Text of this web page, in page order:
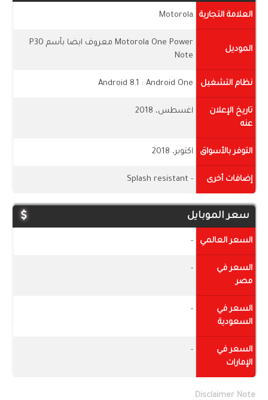
العلامة التجارية Motorola
الموديل
Motorola One Power معروف ايضا بأسم P30
Note
نظام التشغيل Android 8.1 : Android One
تاريخ الإعلان
عنه
اغسطس، 2018
التوفر بالأسواق اكتوبر، 2018
إضافات أخرى - Splash resistant
سعر الموبايل
السعر العالمي -
السعر في
مصر
-
السعر في
السعودية
-
السعر في
الإمارات
-
Disclaimer Note